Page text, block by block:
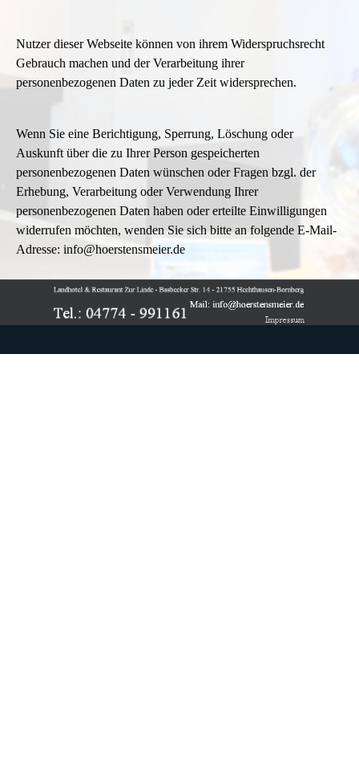
Nutzer dieser Webseite können von ihrem Widerspruchsrecht
Gebrauch machen und der Verarbeitung ihrer
personenbezogenen Daten zu jeder Zeit widersprechen.
Wenn Sie eine Berichtigung, Sperrung, Löschung oder
Auskunft über die zu Ihrer Person gespeicherten
personenbezogenen Daten wünschen oder Fragen bzgl. der
Erhebung, Verarbeitung oder Verwendung Ihrer
personenbezogenen Daten haben oder erteilte Einwilligungen
widerrufen möchten, wenden Sie sich bitte an folgende E-Mail-
Adresse: info@hoerstensmeier.de